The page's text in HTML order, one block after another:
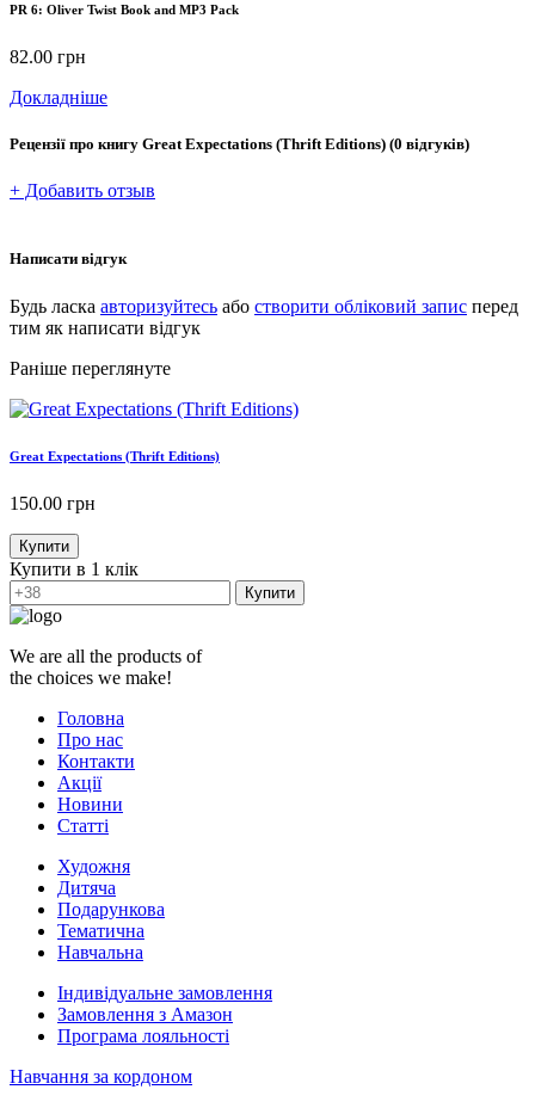
PR 6: Oliver Twist Book and MP3 Pack
82.00 грн
Докладніше
Рецензії про книгу Great Expectations (Thrift Editions) (0 відгуків)
+ Добавить отзыв
Написати відгук
Будь ласка авторизуйтесь або створити обліковий запис перед
тим як написати відгук
Раніше переглянуте
Great Expectations (Thrift Editions)
150.00 грн
Купити
Купити в 1 клік
Купити
We are all the products of
the choices we make!
Головна
Про нас
Контакти
Акції
Новини
Статті
Художня
Дитяча
Подарункова
Тематична
Навчальна
Індивідуальне замовлення
Замовлення з Амазон
Програма лояльності
Навчання за кордоном